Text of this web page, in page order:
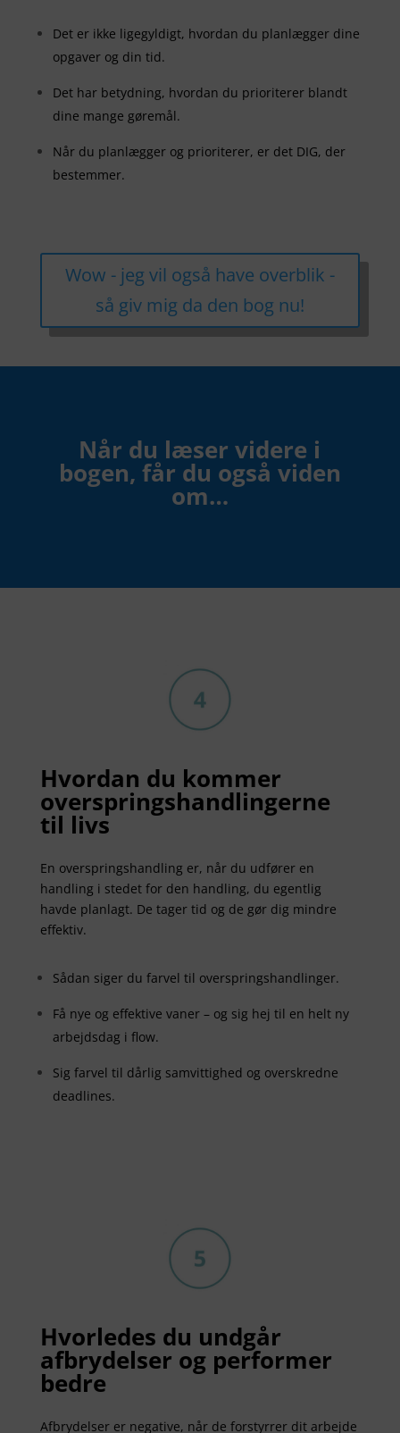
Det er ikke ligegyldigt, hvordan du planlægger dine
opgaver og din tid.
Det har betydning, hvordan du prioriterer blandt
dine mange gøremål.
Når du planlægger og prioriterer, er det DIG, der
bestemmer.
Wow - jeg vil også have overblik -
så giv mig da den bog nu!
Når du læser videre i
bogen, får du også viden
om…
Hvordan du kommer
overspringshandlingerne
til livs
En overspringshandling er, når du udfører en
handling i stedet for den handling, du egentlig
havde planlagt. De tager tid og de gør dig mindre
effektiv.
Sådan siger du farvel til overspringshandlinger.
Få nye og effektive vaner – og sig hej til en helt ny
arbejdsdag i flow.
Sig farvel til dårlig samvittighed og overskredne
deadlines.
Hvorledes du undgår
afbrydelser og performer
bedre
Afbrydelser er negative, når de forstyrrer dit arbejde